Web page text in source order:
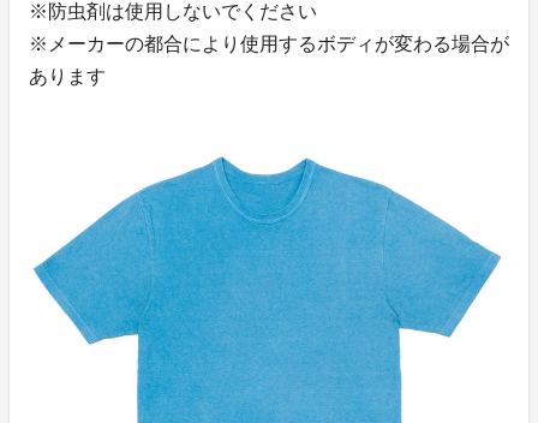
※防虫剤は使用しないでください
※メーカーの都合により使用するボディが変わる場合が
あります